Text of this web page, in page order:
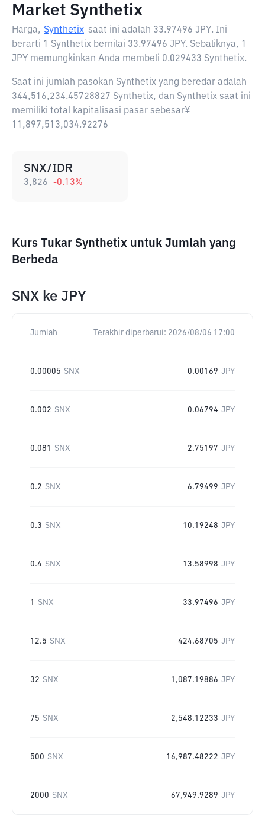
Market Synthetix
Harga, Synthetix saat ini adalah 33.97496 JPY. Ini
berarti 1 Synthetix bernilai 33.97496 JPY. Sebaliknya, 1
JPY memungkinkan Anda membeli 0.029433 Synthetix.
Saat ini jumlah pasokan Synthetix yang beredar adalah
344,516,234.45728827 Synthetix, dan Synthetix saat ini
memiliki total kapitalisasi pasar sebesar¥
11,897,513,034.92276
SNX/IDR
3,826 -0.13%
Kurs Tukar Synthetix untuk Jumlah yang
Berbeda
SNX ke JPY
Jumlah Terakhir diperbarui: 2026/08/06 17:00
0.00005 SNX 0.00169 JPY
0.002 SNX 0.06794 JPY
0.081 SNX 2.75197 JPY
0.2 SNX 6.79499 JPY
0.3 SNX 10.19248 JPY
0.4 SNX 13.58998 JPY
1 SNX 33.97496 JPY
12.5 SNX 424.68705 JPY
32 SNX 1,087.19886 JPY
75 SNX 2,548.12233 JPY
500 SNX 16,987.48222 JPY
2000 SNX 67,949.9289 JPY